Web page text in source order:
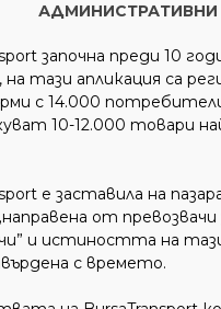
АДМИНИСТРАТИВНИ
започна преди 10
тази апликация са
с 14.000
10-12.000 товари
е заставила на
от превозвачи
и истиността на
с времето.